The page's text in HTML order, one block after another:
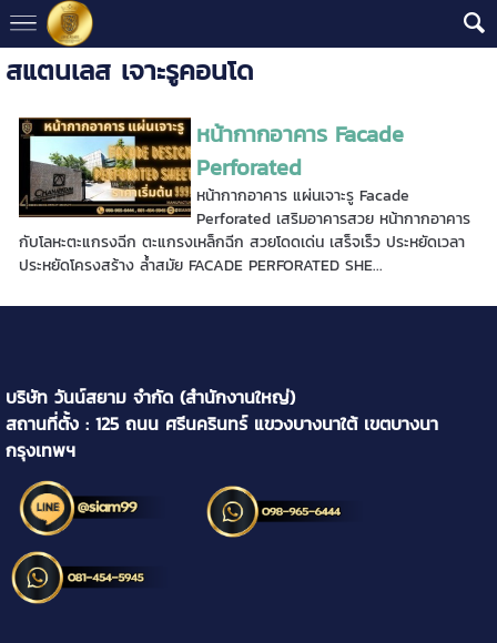
สแตนเลส เจาะรูคอนโด
หน้ากากอาคาร Facade
Perforated
หน้ากากอาคาร แผ่นเจาะรู Facade
Perforated เสริมอาคารสวย หน้ากากอาคาร
กับโลหะตะแกรงฉีก ตะแกรงเหล็กฉีก สวยโดดเด่น เสร็จเร็ว ประหยัดเวลา
ประหยัดโครงสร้าง ล้ำสมัย FACADE PERFORATED SHE...
บริษัท วันน์สยาม จำกัด (สำนักงานใหญ่)
สถานที่ตั้ง : 125 ถนน ศรีนครินทร์ แขวงบางนาใต้ เขตบางนา
กรุงเทพฯ